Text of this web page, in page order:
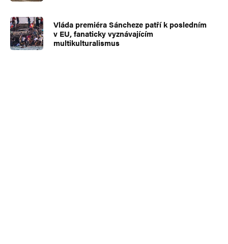
Vláda premiéra Sáncheze patří k posledním
v EU, fanaticky vyznávajícím
multikulturalismus